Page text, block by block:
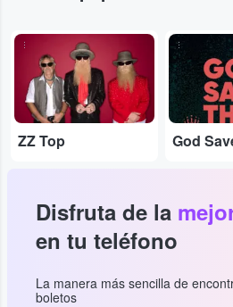
...
ZZ Top
...
Disfruta de la
en tu teléfono
La manera más sencilla de
boletos